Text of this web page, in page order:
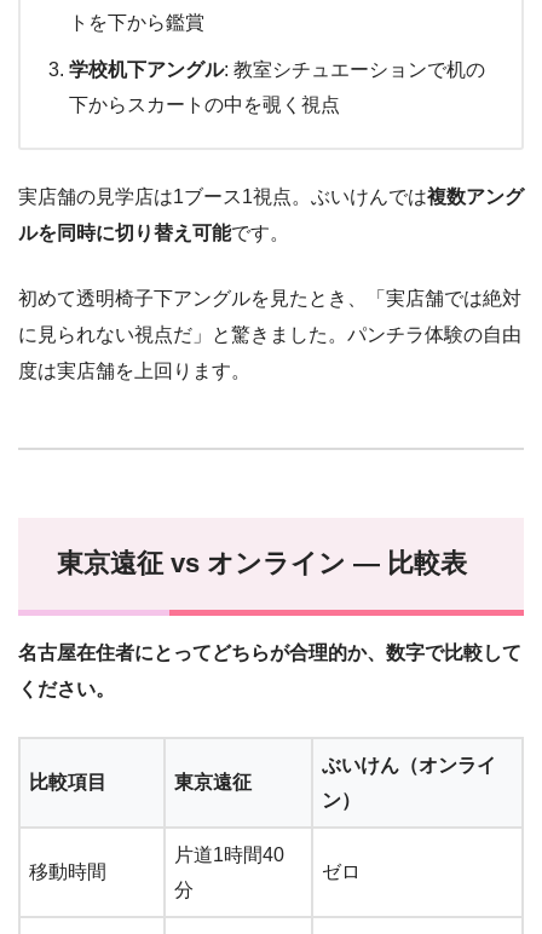
トを下から鑑賞
学校机下アングル: 教室シチュエーションで机の
下からスカートの中を覗く視点
実店舗の見学店は1ブース1視点。ぶいけんでは複数アング
ルを同時に切り替え可能です。
初めて透明椅子下アングルを見たとき、「実店舗では絶対
に見られない視点だ」と驚きました。パンチラ体験の自由
度は実店舗を上回ります。
東京遠征 vs オンライン — 比較表
名古屋在住者にとってどちらが合理的か、数字で比較して
ください。
比較項目 東京遠征
ぶいけん（オンライ
ン）
移動時間
片道1時間40
分
ゼロ